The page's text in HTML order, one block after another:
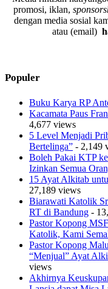
promosi, iklan,
dengan media sosial
atau (email)
Populer
Buku Karya RP
Kacamata Paus
4,677 views
5 Level Menjadi
Bertelinga” - 2,149
Boleh Pakai KTP
Izinkan Semua
15 Ayat Alkitab
27,189 views
Biarawati Katolik
RT di Bandung -
Pastor Kopong
Katolik, Kami
Pastor Kopong
“Menjual” Ayat
views
Akhirnya